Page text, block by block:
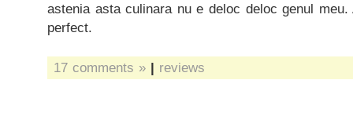
astenia asta culinara nu e deloc deloc genul
perfect.
17 comments » | reviews